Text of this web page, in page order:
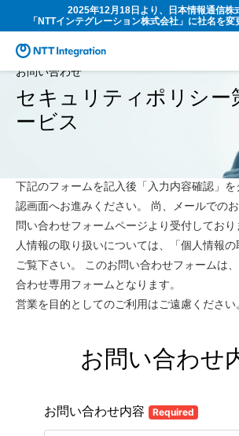
2025年12月18日より、日本情報通信株
「NTTインテグレーション株式会社」に社名を変
お問い合わせ
セキュリティポリシー
ービス
下記のフォームを記入後「入力内容確認」
認画面へお進みください。 尚、メールでの
問い合わせフォームページより受付してお
人情報の取り扱いについては、「個人情報
ご覧下さい。 このお問い合わせフォームは
合わせ専用フォームとなります。
営業を目的としてのご利用はご遠慮ください